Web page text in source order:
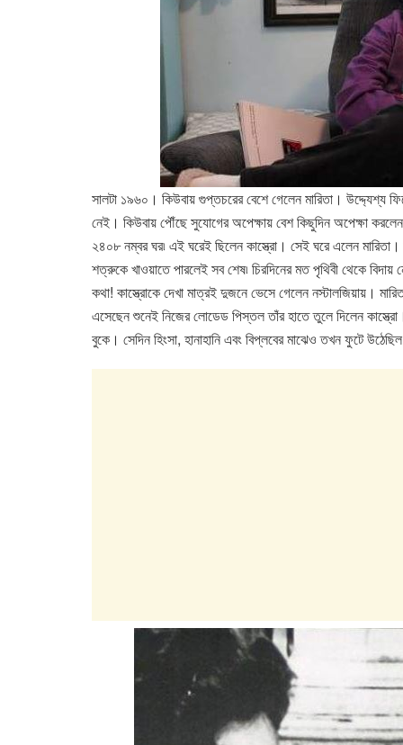
সালটা ১৯৬০। কিউবায় গুপ্তচরের বেশে গেলেন মারিতা।
নেই। কিউবায় পৌঁছে সুযোগের অপেক্ষায় বেশ কিছুদিন অপেক্ষা
২৪০৮ নম্বর ঘর৷ এই ঘরেই ছিলেন কাস্ত্রো। সেই ঘরে এলেন মারিতা।
শত্রুকে খাওয়াতে পারলেই সব শেষ৷ চিরদিনের মত পৃথিবী থেকে
কথা! কাস্ত্রোকে দেখা মাত্রই দুজনে ভেসে গেলেন নস্টালজিয়ায়।
এসেছেন শুনেই নিজের লোডেড পিস্তল তাঁর হাতে তুলে দিলেন
বুকে। সেদিন হিংসা, হানাহানি এবং বিপ্লবের মাঝেও তখন ফুটে